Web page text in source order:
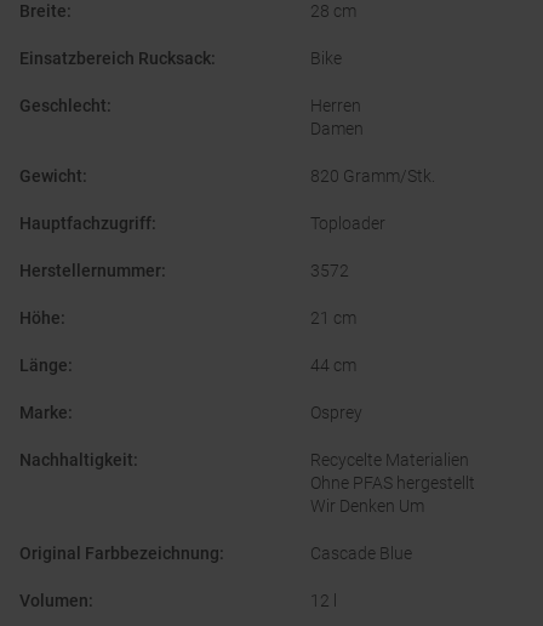
Breite: 28 cm
Einsatzbereich Rucksack: Bike
Geschlecht:
Herren
Damen
Gewicht: 820 Gramm/Stk.
Hauptfachzugriff: Toploader
Herstellernummer: 3572
Höhe: 21 cm
Länge: 44 cm
Marke: Osprey
Nachhaltigkeit:
Recycelte Materialien
Ohne PFAS hergestellt
Wir Denken Um
Original Farbbezeichnung: Cascade Blue
Volumen: 12 l